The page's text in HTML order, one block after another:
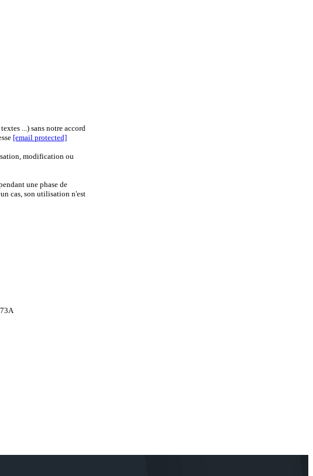
...) sans notre accord
[email protected]
modification ou
une phase de
cas, son utilisation n'est